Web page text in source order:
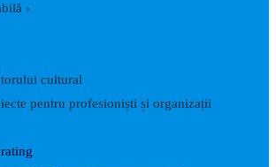
›
cultural
pentru profesioniști și organizații